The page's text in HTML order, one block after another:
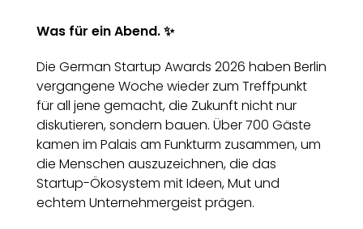
Was für ein Abend. ✨
Die German Startup Awards 2026 haben Berlin
vergangene Woche wieder zum Treffpunkt
für all jene gemacht, die Zukunft nicht nur
diskutieren, sondern bauen. Über 700 Gäste
kamen im Palais am Funkturm zusammen, um
die Menschen auszuzeichnen, die das
Startup-Ökosystem mit Ideen, Mut und
echtem Unternehmergeist prägen.